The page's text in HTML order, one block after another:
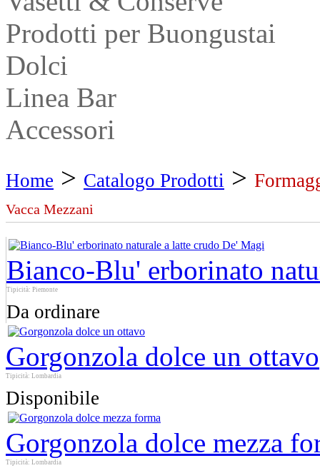
Prodotti per Buongustai
Dolci
Linea Bar
Accessori
Home > Catalogo Prodotti >
Vacca Mezzani
Bianco-Blu' erborinato
Tipicità: Piemonte
Da ordinare
Gorgonzola dolce un ottavo
Tipicità: Lombardia
Disponibile
Gorgonzola dolce mezza
Tipicità: Lombardia